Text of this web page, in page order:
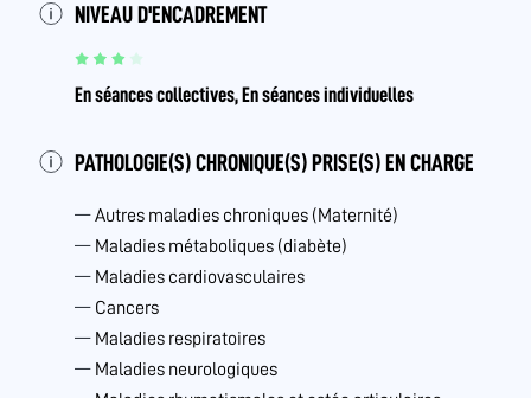
NIVEAU D'ENCADREMENT
En séances collectives, En séances individuelles
PATHOLOGIE(S) CHRONIQUE(S) PRISE(S) EN CHARGE
Autres maladies chroniques (Maternité)
Maladies métaboliques (diabète)
Maladies cardiovasculaires
Cancers
Maladies respiratoires
Maladies neurologiques